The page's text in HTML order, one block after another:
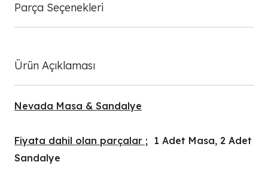
Parça Seçenekleri
Ürün Açıklaması
Nevada Masa & Sandalye
Fiyata dahil olan parçalar ; 1 Adet Masa, 2 Adet
Sandalye